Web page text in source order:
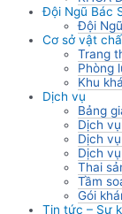
Đội Ngũ Bác
Đội
Cơ sở vật
Trang
Phòng
Khu
Dịch vụ
Bảng
Dịch
Dịch
Dịch
Thai
Tầm
Gói
Tin tức – Sự